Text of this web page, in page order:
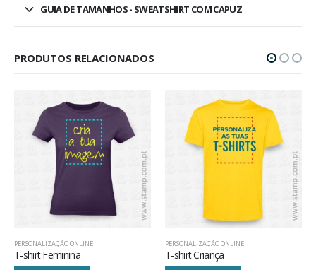
GUIA DE TAMANHOS - SWEATSHIRT COM CAPUZ
PRODUTOS RELACIONADOS
PERSONALIZAÇÃO ONLINE
T-shirt Criança
PERSONALIZAÇÃO ONLINE
Sweatshirt